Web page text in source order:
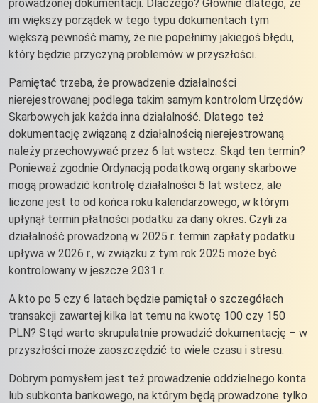
prowadzonej dokumentacji. Dlaczego? Głównie dlatego, że
im większy porządek w tego typu dokumentach tym
większą pewność mamy, że nie popełnimy jakiegoś błędu,
który będzie przyczyną problemów w przyszłości.
Pamiętać trzeba, że prowadzenie działalności
nierejestrowanej podlega takim samym kontrolom Urzędów
Skarbowych jak każda inna działalność. Dlatego też
dokumentację związaną z działalnością nierejestrowaną
należy przechowywać przez 6 lat wstecz. Skąd ten termin?
Ponieważ zgodnie Ordynacją podatkową organy skarbowe
mogą prowadzić kontrolę działalności 5 lat wstecz, ale
liczone jest to od końca roku kalendarzowego, w którym
upłynął termin płatności podatku za dany okres. Czyli za
działalność prowadzoną w 2025 r. termin zapłaty podatku
upływa w 2026 r., w związku z tym rok 2025 może być
kontrolowany w jeszcze 2031 r.
A kto po 5 czy 6 latach będzie pamiętał o szczegółach
transakcji zawartej kilka lat temu na kwotę 100 czy 150
PLN? Stąd warto skrupulatnie prowadzić dokumentację – w
przyszłości może zaoszczędzić to wiele czasu i stresu.
Dobrym pomysłem jest też prowadzenie oddzielnego konta
lub subkonta bankowego, na którym będą prowadzone tylko